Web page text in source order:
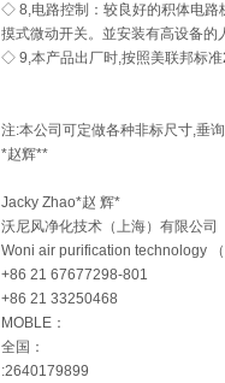
◇ 8,电路控制：较良好的积体电路
摸式微动开关。並安装有高设备的
◇ 9,本产品出厂时,按照美联邦标
注:本公司可定做各种非标尺寸,垂
*赵辉**
Jacky Zhao*赵 辉*
沃尼风净化技术（上海）有限公司
Woni air purification technology
+86 21 67677298-801
+86 21 33250468
MOBLE：
全国：
:2640179899